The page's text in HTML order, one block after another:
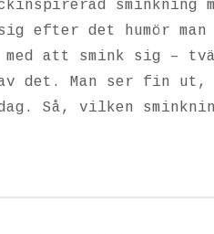
sminkning
efter det humör
att smink sig –
det. Man ser fin ut,
Så, vilken